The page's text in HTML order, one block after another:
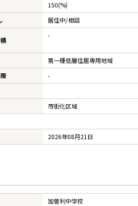
150(%)
居住中/相談
-
第一種低層住居専用地域
-
市街化区域
2026年08月21日
加曽利中学校